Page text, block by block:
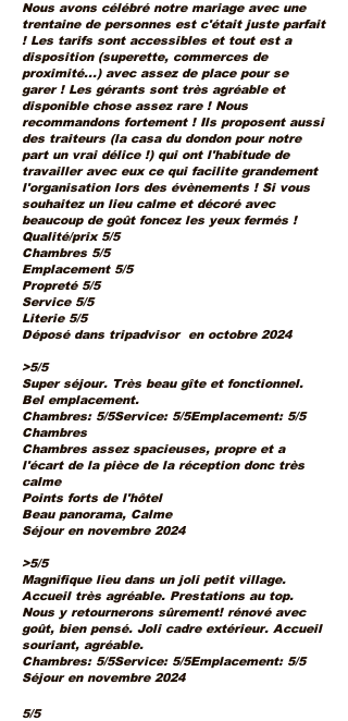
Nous avons célébré notre mariage avec une
trentaine de personnes est c'était juste parfait
! Les tarifs sont accessibles et tout est a
disposition (superette, commerces de
proximité...) avec assez de place pour se
garer ! Les gérants sont très agréable et
disponible chose assez rare ! Nous
recommandons fortement ! Ils proposent aussi
des traiteurs (la casa du dondon pour notre
part un vrai délice !) qui ont l'habitude de
travailler avec eux ce qui facilite grandement
l'organisation lors des évènements ! Si vous
souhaitez un lieu calme et décoré avec
beaucoup de goût foncez les yeux fermés !
Qualité/prix 5/5
Chambres 5/5
Emplacement 5/5
Propreté 5/5
Service 5/5
Literie 5/5
Déposé dans tripadvisor en octobre 2024
>5/5
Super séjour. Très beau gîte et fonctionnel.
Bel emplacement.
Chambres: 5/5Service: 5/5Emplacement: 5/5
Chambres
Chambres assez spacieuses, propre et a
l'écart de la pièce de la réception donc très
calme
Points forts de l'hôtel
Beau panorama, Calme
Séjour en novembre 2024
>5/5
Magnifique lieu dans un joli petit village.
Accueil très agréable. Prestations au top.
Nous y retournerons sûrement! rénové avec
goût, bien pensé. Joli cadre extérieur. Accueil
souriant, agréable.
Chambres: 5/5Service: 5/5Emplacement: 5/5
Séjour en novembre 2024
5/5